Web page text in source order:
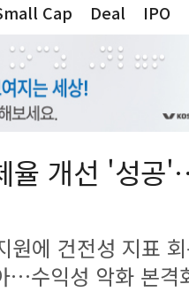
Cap Deal IPO
율 개선 '성공
원에 건전성 지표
…수익성 악화 본격